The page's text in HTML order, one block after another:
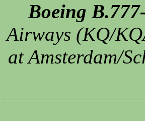
Boeing
Airways (KQ/
at Amsterdam/